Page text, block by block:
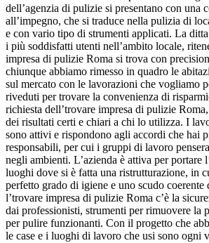
dell’agenzia di pulizie si presentano con una
all’impegno, che si traduce nella pulizia di
e con vario tipo di strumenti applicati. La
i più soddisfatti utenti nell’ambito locale,
impresa di pulizie Roma si trova con
chiunque abbiamo rimesso in quadro le
sul mercato con le lavorazioni che vogliamo
riveduti per trovare la convenienza di
richiesta dell’trovare impresa di pulizie
dei risultati certi e chiari a chi lo utilizza. I
sono attivi e rispondono agli accordi che hai
responsabili, per cui i gruppi di lavoro
negli ambienti. L’azienda è attiva per portare
luoghi dove si è fatta una ristrutturazione, in
perfetto grado di igiene e uno scudo coerente
l’trovare impresa di pulizie Roma c’è la
dai professionisti, strumenti per rimuovere la
per pulire funzionanti. Con il progetto che
le case e i luoghi di lavoro che usi sono ogni